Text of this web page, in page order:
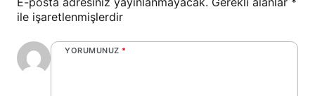
ile işaretlenmişlerdir
YORUMUNUZ *